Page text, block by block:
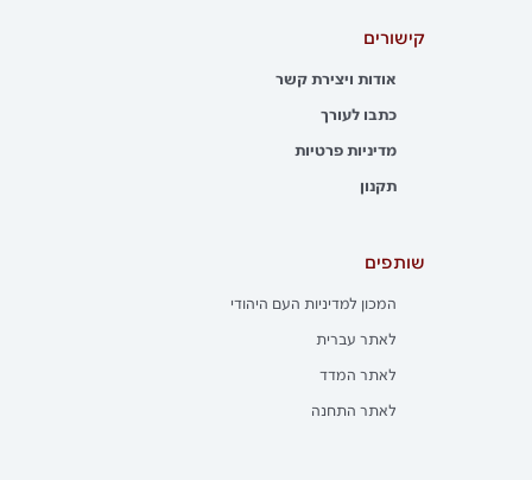
קישורים
אודות ויצירת קשר
כתבו לעורך
מדיניות פרטיות
תקנון
שותפים
המכון למדיניות העם היהודי
לאתר עברית
לאתר המדד
לאתר התחנה